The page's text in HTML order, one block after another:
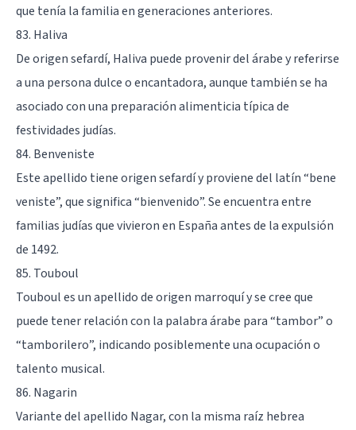
que tenía la familia en generaciones anteriores.
83. Haliva
De origen sefardí, Haliva puede provenir del árabe y referirse
a una persona dulce o encantadora, aunque también se ha
asociado con una preparación alimenticia típica de
festividades judías.
84. Benveniste
Este apellido tiene origen sefardí y proviene del latín “bene
veniste”, que significa “bienvenido”. Se encuentra entre
familias judías que vivieron en España antes de la expulsión
de 1492.
85. Touboul
Touboul es un apellido de origen marroquí y se cree que
puede tener relación con la palabra árabe para “tambor” o
“tamborilero”, indicando posiblemente una ocupación o
talento musical.
86. Nagarin
Variante del apellido Nagar, con la misma raíz hebrea